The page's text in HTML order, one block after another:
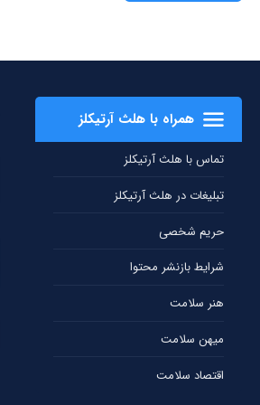
همراه با هلث آرتیکلز
تماس با هلث آرتیکلز
تبلیغات در هلث آرتیکلز
حریم شخصی
شرایط بازنشر محتوا
هنر سلامت
میهن سلامت
اقتصاد سلامت